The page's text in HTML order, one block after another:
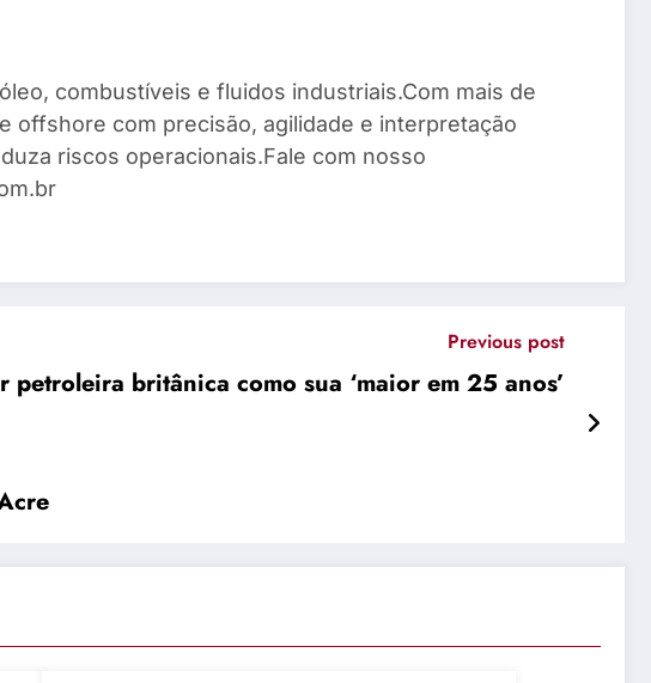
combustíveis e fluidos industriais.Com mais de
offshore com precisão, agilidade e interpretação
riscos operacionais.Fale com nosso
Previous post
britânica como sua ‘maior em 25 anos’